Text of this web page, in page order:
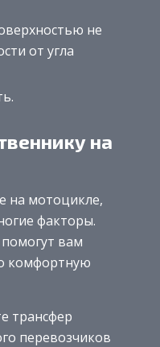
не
от угла
на
на мотоцикле,
факторы.
вам
комфортную
трансфер
перевозчиков